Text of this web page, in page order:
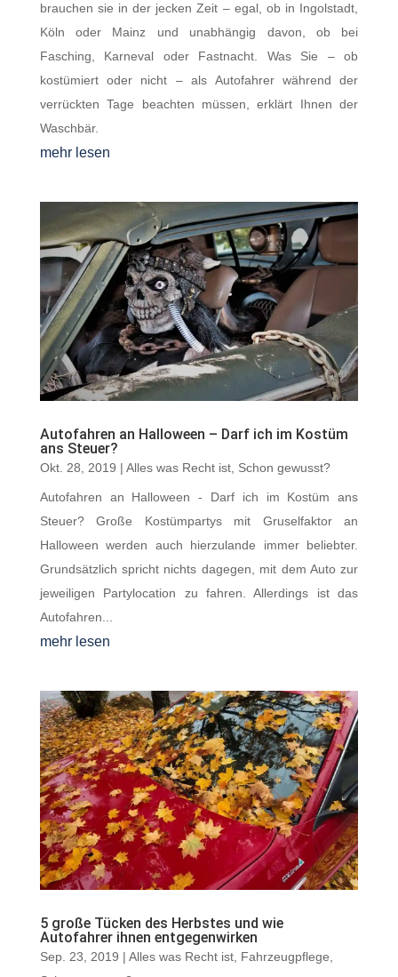
brauchen sie in der jecken Zeit – egal, ob in Ingolstadt,
Köln oder Mainz und unabhängig davon, ob bei
Fasching, Karneval oder Fastnacht. Was Sie – ob
kostümiert oder nicht – als Autofahrer während der
verrückten Tage beachten müssen, erklärt Ihnen der
Waschbär.
mehr lesen
Autofahren an Halloween – Darf ich im Kostüm
ans Steuer?
Okt. 28, 2019 | Alles was Recht ist, Schon gewusst?
Autofahren an Halloween - Darf ich im Kostüm ans
Steuer? Große Kostümpartys mit Gruselfaktor an
Halloween werden auch hierzulande immer beliebter.
Grundsätzlich spricht nichts dagegen, mit dem Auto zur
jeweiligen Partylocation zu fahren. Allerdings ist das
Autofahren...
mehr lesen
5 große Tücken des Herbstes und wie
Autofahrer ihnen entgegenwirken
Sep. 23, 2019 | Alles was Recht ist, Fahrzeugpflege